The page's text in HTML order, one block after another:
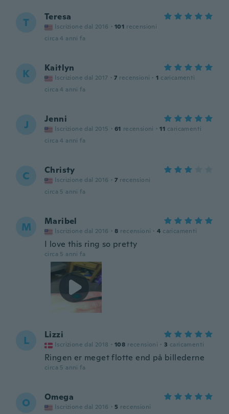
T Teresa
Iscrizione dal 2016 · 101 recensioni
circa 4 anni fa
K Kaitlyn
Iscrizione dal 2017 · 7 recensioni · 1 caricamenti
circa 4 anni fa
J Jenni
Iscrizione dal 2015 · 61 recensioni · 11 caricamenti
circa 4 anni fa
C Christy
Iscrizione dal 2016 · 7 recensioni
circa 5 anni fa
M Maribel
Iscrizione dal 2016 · 8 recensioni · 4 caricamenti
I love this ring so pretty
circa 5 anni fa
L Lizzi
Iscrizione dal 2018 · 108 recensioni · 3 caricamenti
Ringen er meget flotte end på billederne
circa 5 anni fa
O Omega
Iscrizione dal 2016 · 5 recensioni